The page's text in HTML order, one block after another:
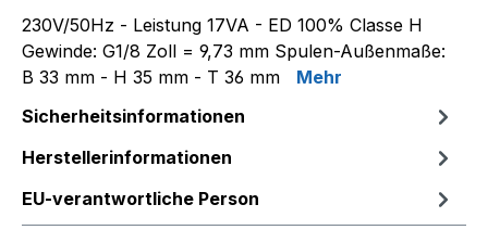
230V/50Hz - Leistung 17VA - ED 100% Classe H
Gewinde: G1/8 Zoll = 9,73 mm Spulen-Außenmaße:
B 33 mm - H 35 mm - T 36 mm Mehr
Sicherheitsinformationen
Herstellerinformationen
EU-verantwortliche Person